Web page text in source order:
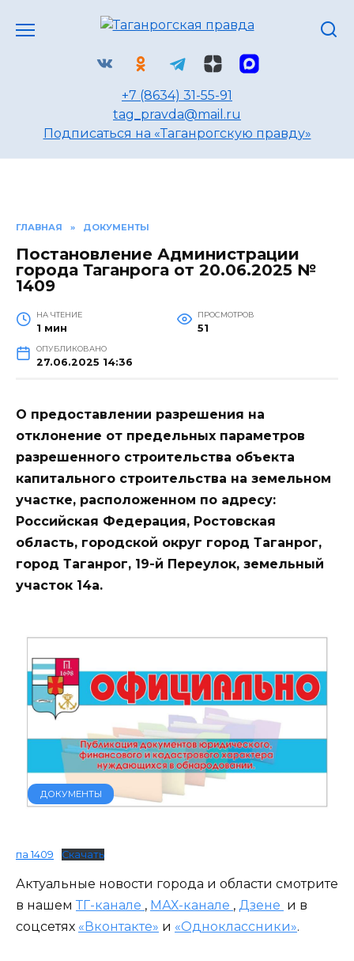
+7 (8634) 31-55-91
tag_pravda@mail.ru
Подписаться на «Таганрогскую правду»
ГЛАВНАЯ » ДОКУМЕНТЫ
Постановление Администрации
города Таганрога от 20.06.2025 №
1409
НА ЧТЕНИЕ
1 мин
ПРОСМОТРОВ
51
ОПУБЛИКОВАНО
27.06.2025 14:36
О предоставлении разрешения на
отклонение от предельных параметров
разрешенного строительства объекта
капитального строительства на земельном
участке, расположенном по адресу:
Российская Федерация, Ростовская
область, городской округ город Таганрог,
город Таганрог, 19-й Переулок, земельный
участок 14а.
ДОКУМЕНТЫ
па 1409 Скачать
Актуальные новости города и области смотрите
в нашем ТГ-канале , МАХ-канале , Дзене и в
соцсетях «Вконтакте» и «Одноклассники».